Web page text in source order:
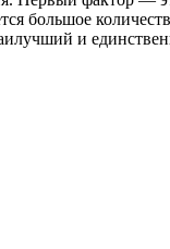
большое
и